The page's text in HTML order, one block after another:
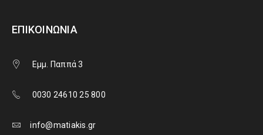
ΕΠΙΚΟΙΝΩΝΊΑ
Εμμ. Παππά 3
0030 24610 25 800
info@matiakis.gr